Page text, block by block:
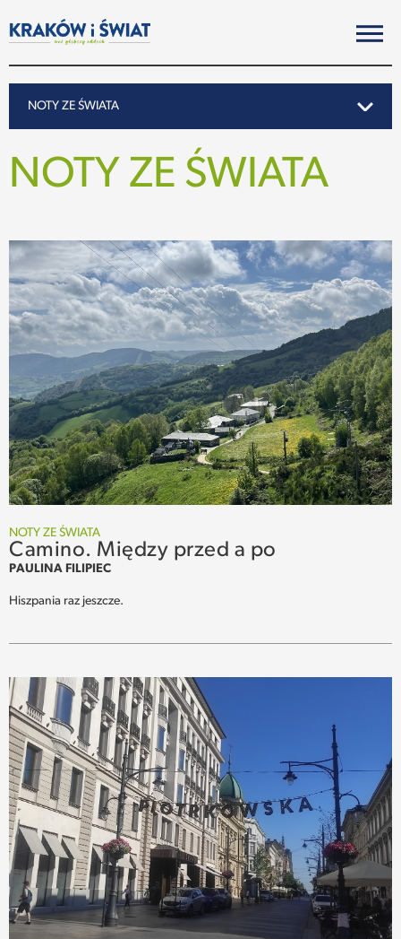
NOTY ZE ŚWIATA
NOTY ZE ŚWIATA
PO KRAKOSKU
MIASTO
SUBIEKTYWNIE
SPOTKANIE
WEHIKUŁ CZASU
PRZESTRZENIE
SŁOWO
TEKSTY Z MIESIĘCZNIKA
PODCAST
NOTY ZE ŚWIATA
NOTY ZE ŚWIATA
Camino. Między przed a po
PAULINA FILIPIEC
Hiszpania raz jeszcze.